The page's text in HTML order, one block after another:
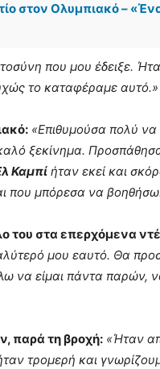
στον Ολυμπιακό –
που μου έδειξε.
το καταφέραμε αυτό.»
«Επιθυμούσα πολύ
ξεκίνημα.
Καμπί ήταν εκεί και
που μπόρεσα να
του στα επερχόμενα
μου εαυτό. Θα
να είμαι πάντα παρών,
παρά τη βροχή: «Ήταν
τρομερή και